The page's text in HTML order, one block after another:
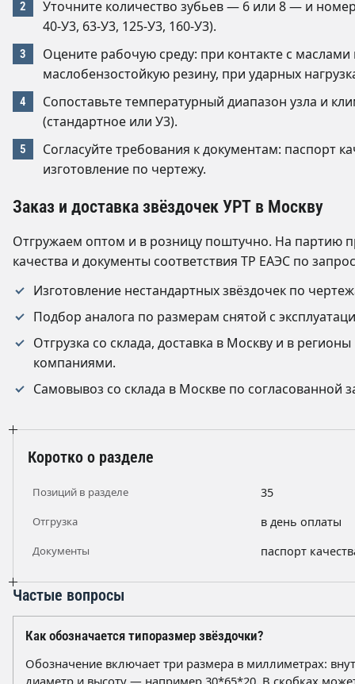
Уточните количество зубьев — 6 или 8 — и
40-У3, 63-У3, 125-У3, 160-У3).
Оцените рабочую среду: при контакте с
маслобензостойкую резину, при ударных
Сопоставьте температурный диапазон узла и
(стандартное или У3).
Согласуйте требования к документам: паспорт
изготовление по чертежу.
Заказ и доставка звёздочек УРТ в Москву
Отгружаем оптом и в розницу поштучно. На партию
качества и документы соответствия ТР ЕАЭС по
Изготовление нестандартных звёздочек по
Подбор аналога по размерам снятой с
Отгрузка со склада, доставка в Москву и в
компаниями.
Самовывоз со склада в Москве по согласованной
Коротко о разделе
Позиций в разделе 35
Отгрузка в день оплаты
Документы паспорт
Частые вопросы
Как обозначается типоразмер звёздочки?
Обозначение включает три размера в миллиметрах: